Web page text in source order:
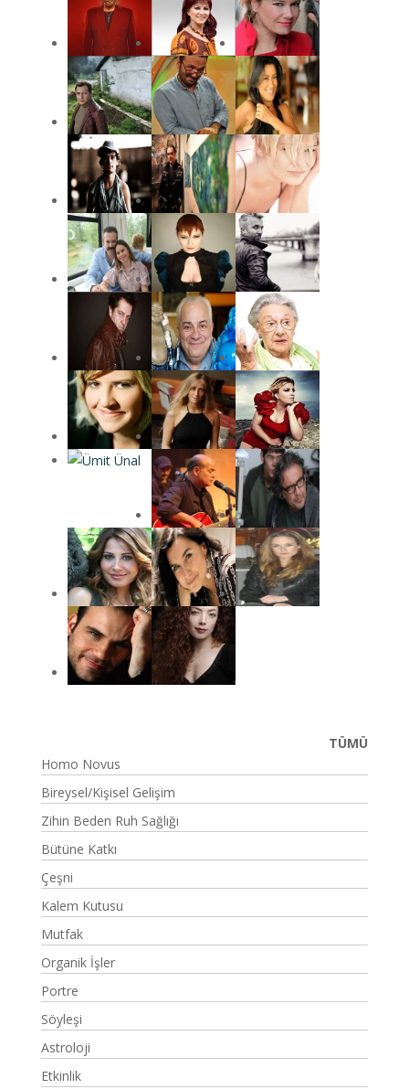
TÜMÜ
Homo Novus
Bireysel/Kişisel Gelişim
Zihin Beden Ruh Sağlığı
Bütüne Katkı
Çeşni
Kalem Kutusu
Mutfak
Organik İşler
Portre
Söyleşi
Astroloji
Etkinlik